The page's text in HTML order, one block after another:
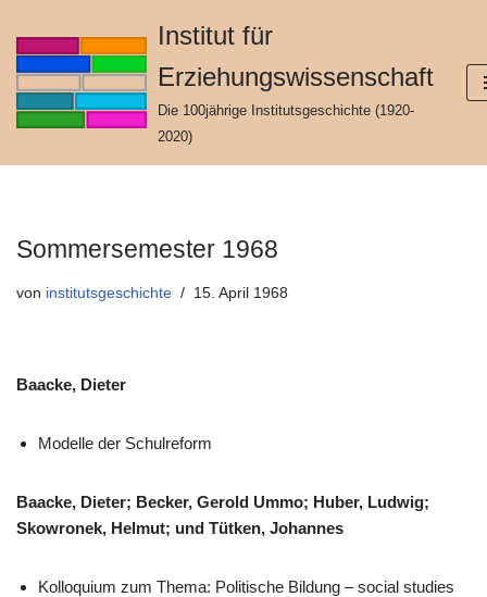
Zum
springen
Institut für
Erziehungswissenschaft
Die 100jährige Institutsgeschichte (1920-
2020)
Sommersemester 1968
von institutsgeschichte 15. April 1968
Baacke, Dieter
Modelle der Schulreform
Baacke, Dieter; Becker, Gerold Ummo; Huber, Ludwig;
Skowronek, Helmut; und Tütken, Johannes
Kolloquium zum Thema: Politische Bildung – social studies